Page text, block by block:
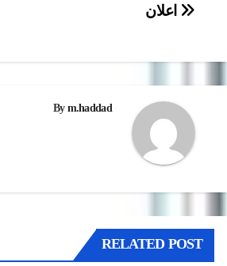
تصفّح
اعلان
Bym.haddad
RELATED POST